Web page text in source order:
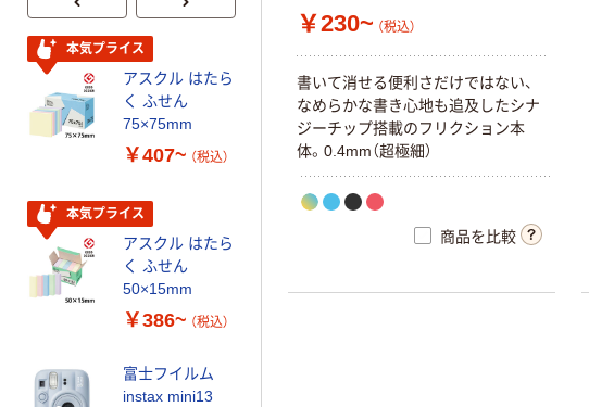
￥230~ （税込）
書いて消せる便利さだけではない、
なめらかな書き心地も追及 したシナ
ジーチップ搭載のフ リ クシ ョ ン本
体。 0 4mm（超極細）
商品を比較
本気プライス
アスクル はたら
く ふせん
75×75mm
￥407~ （税込）
本気プライス
アスクル はたら
く ふせん
50×15mm
￥386~ （税込）
富士フイルム
instax mini13
￥1,400~
（税込）
人気商品
富士フイルム
instax mini チェ
キフィルム INS
ク（10枚入り）